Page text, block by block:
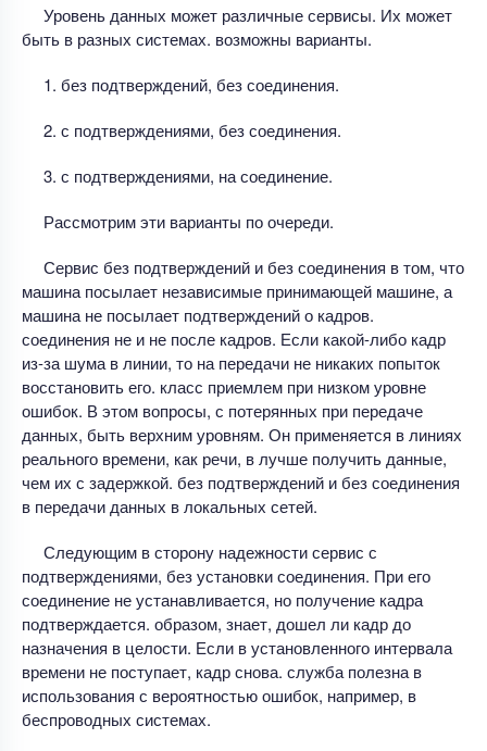
Уровень данных может различные сервисы. Их может
быть в разных системах. возможны варианты.
1. без подтверждений, без соединения.
2. с подтверждениями, без соединения.
3. с подтверждениями, на соединение.
Рассмотрим эти варианты по очереди.
Сервис без подтверждений и без соединения в том, что
машина посылает независимые принимающей машине, а
машина не посылает подтверждений о кадров.
соединения не и не после кадров. Если какой-либо кадр
из-за шума в линии, то на передачи не никаких попыток
восстановить его. класс приемлем при низком уровне
ошибок. В этом вопросы, с потерянных при передаче
данных, быть верхним уровням. Он применяется в линиях
реального времени, как речи, в лучше получить данные,
чем их с задержкой. без подтверждений и без соединения
в передачи данных в локальных сетей.
Следующим в сторону надежности сервис с
подтверждениями, без установки соединения. При его
соединение не устанавливается, но получение кадра
подтверждается. образом, знает, дошел ли кадр до
назначения в целости. Если в установленного интервала
времени не поступает, кадр снова. служба полезна в
использования с вероятностью ошибок, например, в
беспроводных системах.